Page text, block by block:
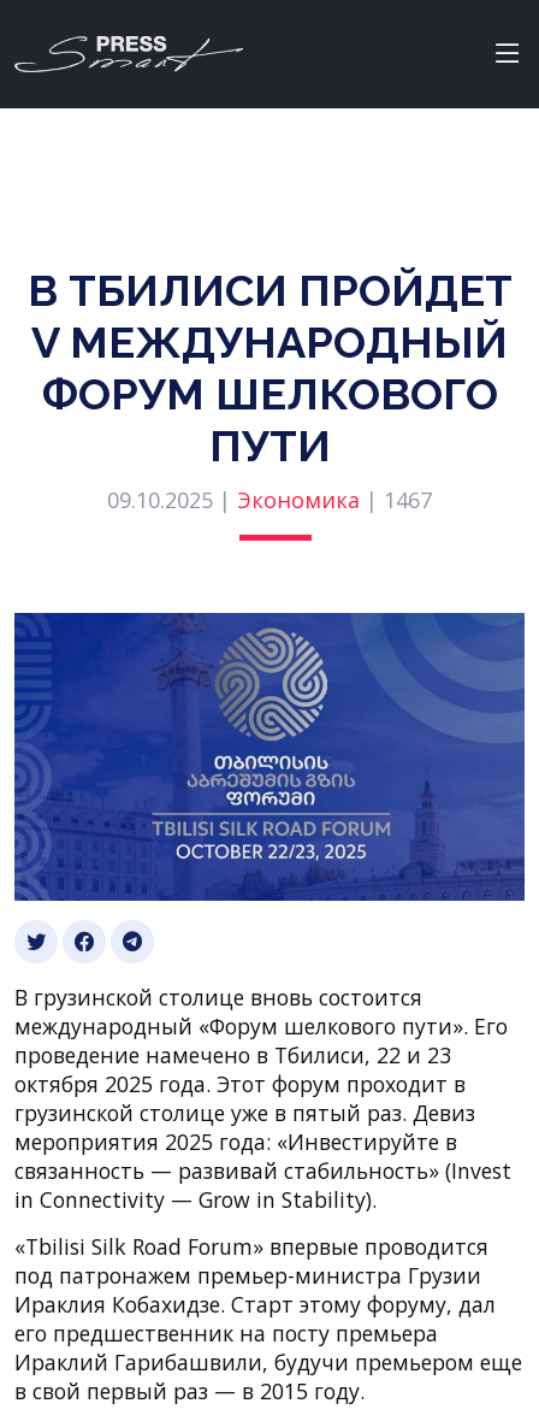
В ТБИЛИСИ ПРОЙДЕТ
V МЕЖДУНАРОДНЫЙ
ФОРУМ ШЕЛКОВОГО
ПУТИ
09.10.2025 | Экономика | 1467
В грузинской столице вновь состоится
международный «Форум шелкового пути». Его
проведение намечено в Тбилиси, 22 и 23
октября 2025 года. Этот форум проходит в
грузинской столице уже в пятый раз. Девиз
мероприятия 2025 года: «Инвестируйте в
связанность — развивай стабильность» (Invest
in Connectivity — Grow in Stability).
«Tbilisi Silk Road Forum» впервые проводится
под патронажем премьер-министра Грузии
Ираклия Кобахидзе. Старт этому форуму, дал
его предшественник на посту премьера
Ираклий Гарибашвили, будучи премьером еще
в свой первый раз — в 2015 году.